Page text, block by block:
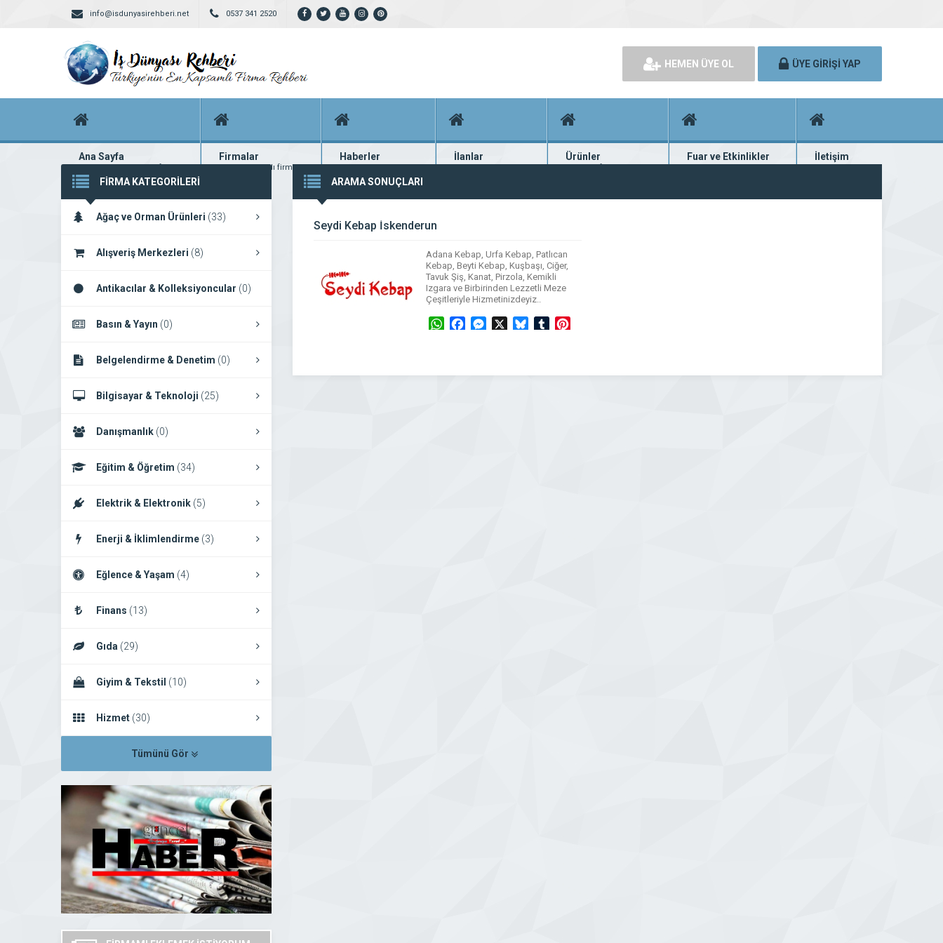
info@isdunyasirehberi.net 0537 341 2520
HEMEN ÜYE OL ÜYE GİRİŞİ YAP
Ana Sayfa
Firma rehberi ana sayfanız
Firmalar
Yüzlerce kayıtlı firma
Haberler
En güncel haberler
İlanlar
Güncel seri ilanlar
Ürünler
Binlerce firma ürünü
Fuar ve Etkinlikler
Fuar ve etkinlik planları
İletişim
Bize ulaşın
FİRMA KATEGORİLERİ
Ağaç ve Orman Ürünleri (33)
Alışveriş Merkezleri (8)
Antikacılar & Kolleksiyoncular (0)
Basın & Yayın (0)
Belgelendirme & Denetim (0)
Bilgisayar & Teknoloji (25)
Danışmanlık (0)
Eğitim & Öğretim (34)
Elektrik & Elektronik (5)
Enerji & İklimlendirme (3)
Eğlence & Yaşam (4)
Finans (13)
Gıda (29)
Giyim & Tekstil (10)
Hizmet (30)
Tümünü Gör
ARAMA SONUÇLARI
Seydi Kebap İskenderun
Adana Kebap, Urfa Kebap, Patlıcan
Kebap, Beyti Kebap, Kuşbaşı, Ciğer,
Tavuk Şiş, Kanat, Pirzola, Kemikli
Izgara ve Birbirinden Lezzetli Meze
Çeşitleriyle Hizmetinizdeyiz..
WhatsAppFacebookMessengerBluesky
Tumblr